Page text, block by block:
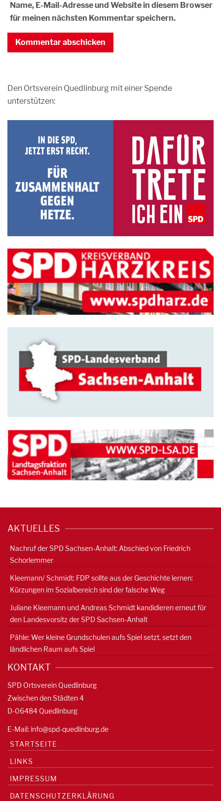
Name, E-Mail-Adresse und Website in diesem Browser
für meinen nächsten Kommentar speichern.
Den Ortsverein Quedlinburg mit einer Spende
unterstützen:
AKTUELLES
Nachruf der SPD Sachsen-Anhalt: Abschied von Friedrich
Schorlemmer
Kleemann/ Schmidt: FDP sollte aus der Geschichte lernen:
Kürzungen im Sozialbereich sind der falsche Weg
Juliane Kleemann und Andreas Schmidt kandidieren erneut für
den Landesvorsitz der SPD Sachsen-Anhalt
Pähle: Wer kleine Grundschulen aufs Spiel setzt, setzt den
ländlichen Raum aufs Spiel
KONTAKT
SPD Ortsverein Quedlinburg
Zwischen den Städten 4
D-06484 Quedlinburg
E-Mail: info@spd-quedlinburg.de
STARTSEITE
LINKS
IMPRESSUM
DATENSCHUTZERKLÄRUNG